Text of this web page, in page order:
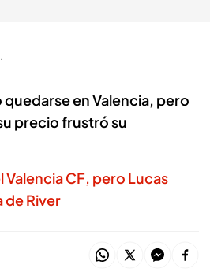
en Valencia, pero
precio frustró su
Valencia CF, pero Lucas
de River